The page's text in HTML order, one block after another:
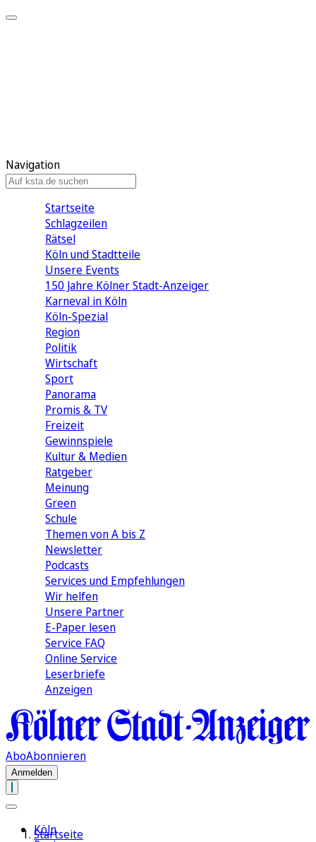
Navigation
Startseite
Schlagzeilen
Rätsel
Köln und Stadtteile
Unsere Events
150 Jahre Kölner Stadt-Anzeiger
Karneval in Köln
Köln-Spezial
Region
Politik
Wirtschaft
Sport
Panorama
Promis & TV
Freizeit
Gewinnspiele
Kultur & Medien
Ratgeber
Meinung
Green
Schule
Themen von A bis Z
Newsletter
Podcasts
Services und Empfehlungen
Wir helfen
Unsere Partner
E-Paper lesen
Service FAQ
Online Service
Leserbriefe
Anzeigen
AboAbonnieren
Anmelden
Köln
Startseite